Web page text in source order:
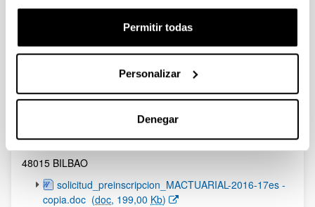
Permitir todas
Personalizar
Denegar
En la secretaría del Master:
Por correo:
Departamento de Economía Financiera I
(Máster Universitario en CC Actuariales y Financieras)
Facultad de Economía y Empresa (Sarriko)
Lehendakari Agirre 83
48015 BILBAO
(Abre una nueva ventana)
solicitud_preinscripcion_MACTUARIAL-2016-17es -
copia.doc (doc, 199,00 Kb)